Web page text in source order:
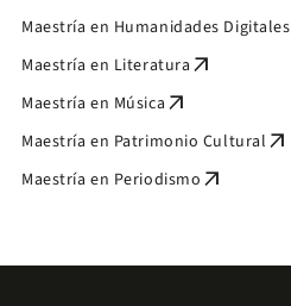
Maestría en Humanidades Digitales
Maestría en Literatura arrow_outward
Maestría en Música arrow_outward
Maestría en Patrimonio Cultural arrow_outward
Maestría en Periodismo arrow_outward